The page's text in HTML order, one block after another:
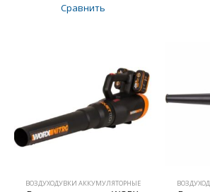
Сравнить
ВОЗДУХОДУВКИ АККУМУЛЯТОРНЫЕ